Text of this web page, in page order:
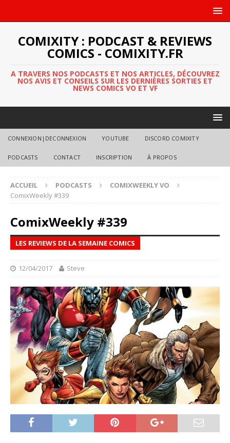
COMIXITY : PODCAST & REVIEWS
COMICS - COMIXITY.FR
A TRAVERS NOS PODCASTS ET NOS ARTICLES, DÉCOUVREZ
NOS AVIS ET CONSEILS SUR LES DERNIÈRES SORTIES ET
NEWS COMICS VO ET VF
CONNEXION|DECONNEXION YOUTUBE DISCORD COMIXITY
PODCASTS CONTACT INSCRIPTION À PROPOS
ACCUEIL PODCASTS
COMIXWEEKLY VO
ComixWeekly #339
ComixWeekly #339
LES REVIEWS DE LA SEMAINE COMICS
12/04/2017 Steve